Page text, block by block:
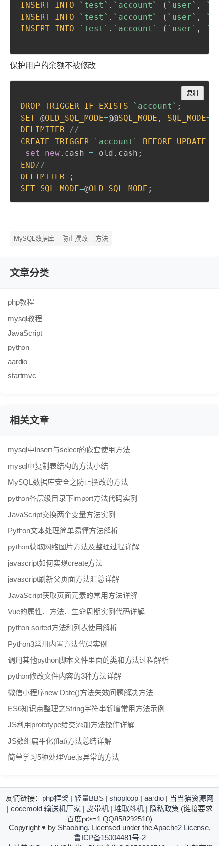
INSERT INTO ` test ` . ` account ` ( ` user` , `
INSERT INTO ` test ` . ` account ` ( ` user` , `
INSERT INTO ` test ` . ` account ` ( ` user` , `
保护用户的余额不被修改
DROP TRIGGER IF EXISTS ` account ` ;
SET @OLD_SQL_MODE=@@SQL_MODE , SQL_MODE=
DELIMITER //
CREATE TRIGGER ` account ` BEFORE UPDATE
set
new. cash = old . cash ;
END//
DELIMITER
;
SET SQL_MODE=@OLD_SQL_MODE ;
复制
Copy
MySQL数据库 防止撰改 方法
文章分类
php教程
mysql教程
JavaScript
python
aardio
startmvc
相关文章
mysql中insert与select的嵌套使用方法
mysql中复制表结构的方法小结
MySQL数据库安全之防止撰改的方法
python各层级目录下import方法代码实例
JavaScript交换两个变量方法实例
Python文本处理简单易懂方法解析
python获取网络图片方法及整理过程详解
javascript如何实现create方法
javascript刷新父页面方法汇总详解
JavaScript获取页面元素的常用方法详解
Vue的属性、方法、生命周期实例代码详解
python sorted方法和列表使用解析
Python3常用内置方法代码实例
调用其他python脚本文件里面的类和方法过程解析
python修改文件内容的3种方法详解
微信小程序new Date()方法失效问题解决方法
ES6知识点整理之String字符串新增常用方法示例
JS利用prototype给类添加方法操作详解
JS数组扁平化(flat)方法总结详解
简单学习5种处理Vue.js异常的方法
友情链接： php框架 | 轻量BBS | shoploop | aardio | 当当猫资源网
| codemold 输送机厂家 | 皮带机| 堆取料机| 隐私政策 (链接要求
百度pr>=1,QQ858292510)
Copyright ♥ by Shaobing. Licensed under theApache2 License.
鲁ICP备15004481号-2